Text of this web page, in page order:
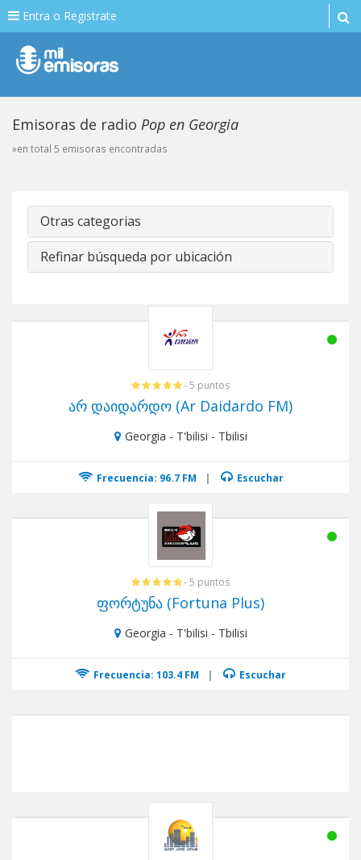
Entra o Registrate
Emisoras de radio Pop en Georgia
»en total 5 emisoras encontradas
Otras categorias
Refinar búsqueda por ubicación
- 5 puntos
არ დაიდარდო (Ar Daidardo FM)
Georgia - T'bilisi - Tbilisi
Frecuencia: 96.7 FM | Escuchar
- 5 puntos
ფორტუნა (Fortuna Plus)
Georgia - T'bilisi - Tbilisi
Frecuencia: 103.4 FM | Escuchar